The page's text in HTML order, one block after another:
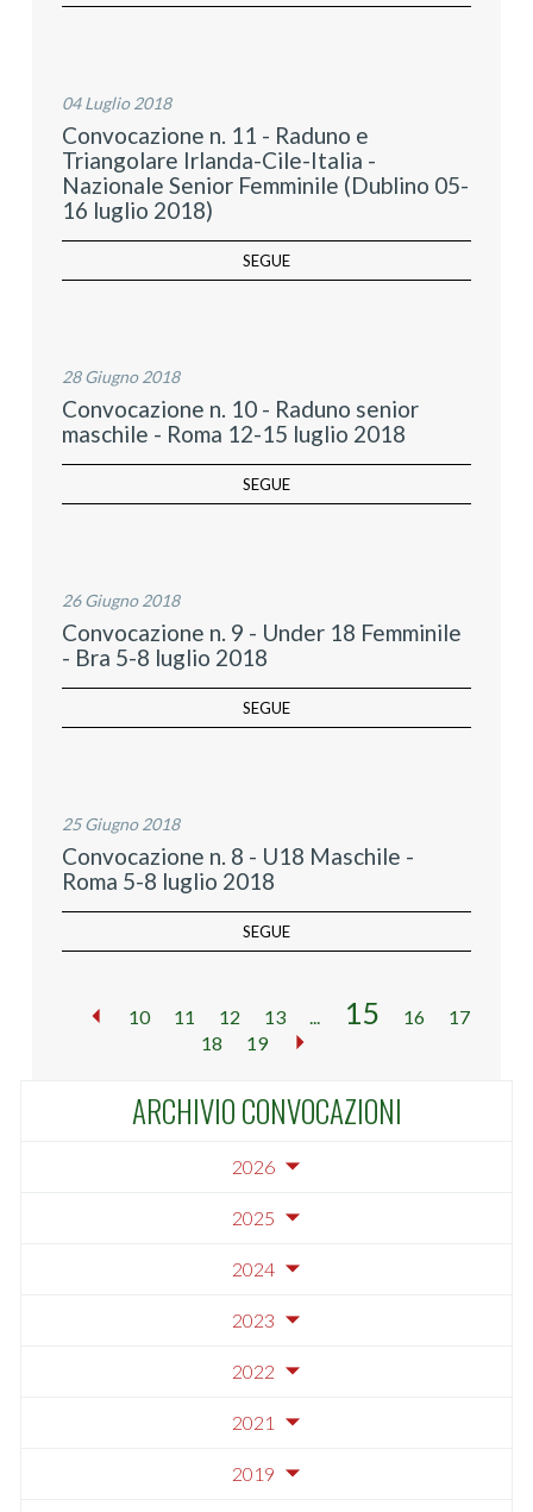
04 Luglio 2018
Convocazione n. 11 - Raduno e
Triangolare Irlanda-Cile-Italia -
Nazionale Senior Femminile (Dublino 05-
16 luglio 2018)
SEGUE
28 Giugno 2018
Convocazione n. 10 - Raduno senior
maschile - Roma 12-15 luglio 2018
SEGUE
26 Giugno 2018
Convocazione n. 9 - Under 18 Femminile
- Bra 5-8 luglio 2018
SEGUE
25 Giugno 2018
Convocazione n. 8 - U18 Maschile -
Roma 5-8 luglio 2018
SEGUE
10 11 12 13 ... 15 16
17
18
19
ARCHIVIO CONVOCAZIONI
2026
2025
2024
2023
2022
2021
2019